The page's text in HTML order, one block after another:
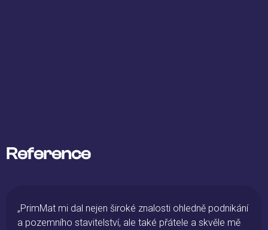
Reference
„PrimMat mi dal nejen široké znalosti ohledně podnikání
a pozemního stavitelství, ale také přátele a skvěle mě